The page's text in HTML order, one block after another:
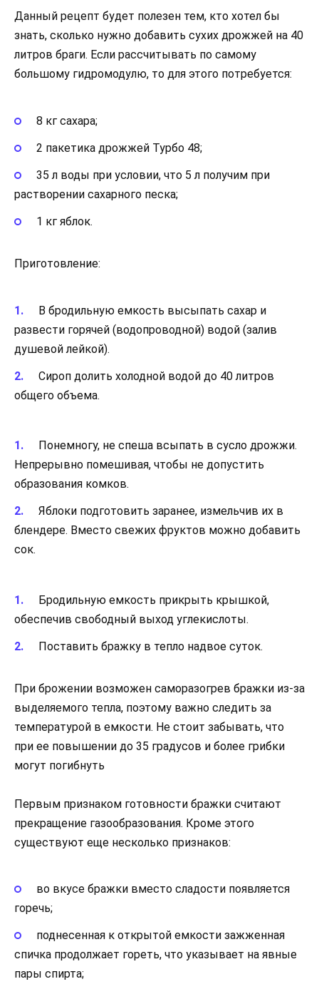
Данный рецепт будет полезен тем, кто хотел бы
знать, сколько нужно добавить сухих дрожжей на 40
литров браги. Если рассчитывать по самому
большому гидромодулю, то для этого потребуется:
8 кг сахара;
2 пакетика дрожжей Турбо 48;
35 л воды при условии, что 5 л получим при
растворении сахарного песка;
1 кг яблок.
Приготовление:
В бродильную емкость высыпать сахар и
развести горячей (водопроводной) водой (залив
душевой лейкой).
Сироп долить холодной водой до 40 литров
общего объема.
Понемногу, не спеша всыпать в сусло дрожжи.
Непрерывно помешивая, чтобы не допустить
образования комков.
Яблоки подготовить заранее, измельчив их в
блендере. Вместо свежих фруктов можно добавить
сок.
Бродильную емкость прикрыть крышкой,
обеспечив свободный выход углекислоты.
Поставить бражку в тепло надвое суток.
При брожении возможен саморазогрев бражки из-за
выделяемого тепла, поэтому важно следить за
температурой в емкости. Не стоит забывать, что
при ее повышении до 35 градусов и более грибки
могут погибнуть
Первым признаком готовности бражки считают
прекращение газообразования. Кроме этого
существуют еще несколько признаков:
во вкусе бражки вместо сладости появляется
горечь;
поднесенная к открытой емкости зажженная
спичка продолжает гореть, что указывает на явные
пары спирта;